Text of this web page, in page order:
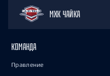
МХК ЧАЙКА
КОМАНДА
Правление